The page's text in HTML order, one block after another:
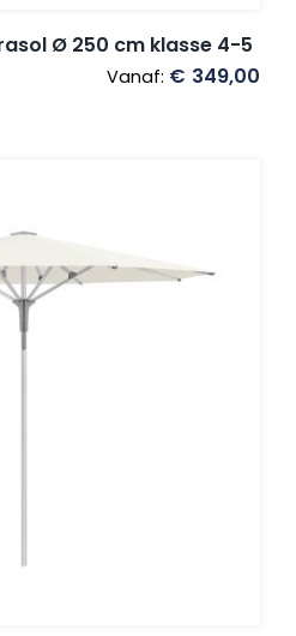
Ø 250 cm klasse 4-5
Vanaf: € 349,00